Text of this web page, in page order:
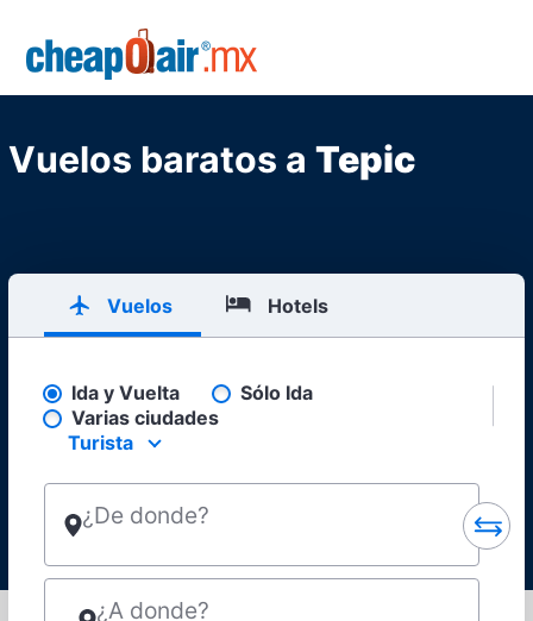
Skip to main content
Vuelos baratos a Tepic
Vuelos Hotels
Pick your flight type
Ida y Vuelta
Sólo Ida
Varias ciudades
Select your preferred seating class.
Turista
¿De donde?
¿A donde?